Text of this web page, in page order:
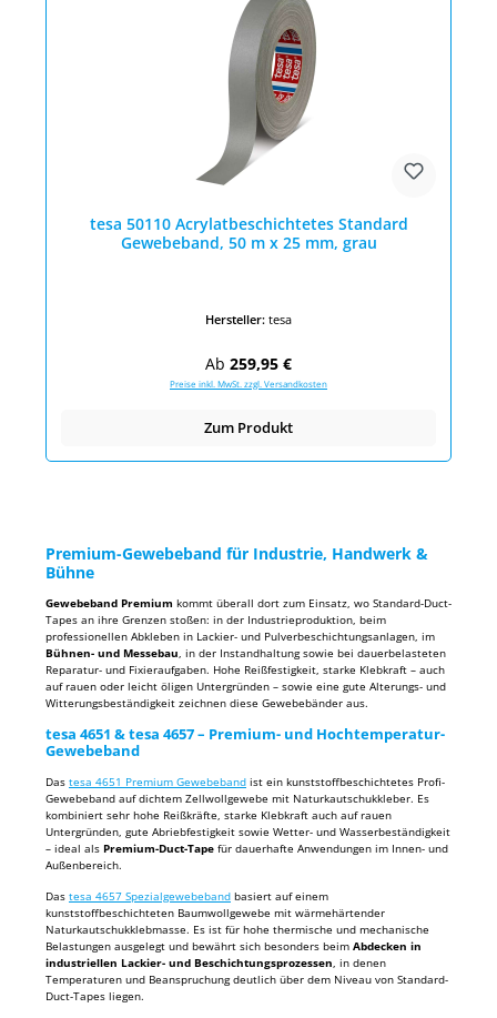
tesa 50110 Acrylatbeschichtetes Standard
Gewebeband, 50 m x 25 mm, grau
Hersteller: tesa
Regulärer Preis:
Ab 259,95 €
Preise inkl. MwSt. zzgl. Versandkosten
Zum Produkt
Premium-Gewebeband für Industrie, Handwerk &
Bühne
Gewebeband Premium kommt überall dort zum Einsatz, wo Standard-Duct-
Tapes an ihre Grenzen stoßen: in der Industrieproduktion, beim
professionellen Abkleben in Lackier- und Pulverbeschichtungsanlagen, im
Bühnen- und Messebau, in der Instandhaltung sowie bei dauerbelasteten
Reparatur- und Fixieraufgaben. Hohe Reißfestigkeit, starke Klebkraft – auch
auf rauen oder leicht öligen Untergründen – sowie eine gute Alterungs- und
Witterungsbeständigkeit zeichnen diese Gewebebänder aus.
tesa 4651 & tesa 4657 – Premium- und Hochtemperatur-
Gewebeband
Das tesa 4651 Premium Gewebeband ist ein kunststoffbeschichtetes Profi-
Gewebeband auf dichtem Zellwollgewebe mit Naturkautschukkleber. Es
kombiniert sehr hohe Reißkräfte, starke Klebkraft auch auf rauen
Untergründen, gute Abriebfestigkeit sowie Wetter- und Wasserbeständigkeit
– ideal als Premium-Duct-Tape für dauerhafte Anwendungen im Innen- und
Außenbereich.
Das tesa 4657 Spezialgewebeband basiert auf einem
kunststoffbeschichteten Baumwollgewebe mit wärmehärtender
Naturkautschukklebmasse. Es ist für hohe thermische und mechanische
Belastungen ausgelegt und bewährt sich besonders beim Abdecken in
industriellen Lackier- und Beschichtungsprozessen, in denen
Temperaturen und Beanspruchung deutlich über dem Niveau von Standard-
Duct-Tapes liegen.